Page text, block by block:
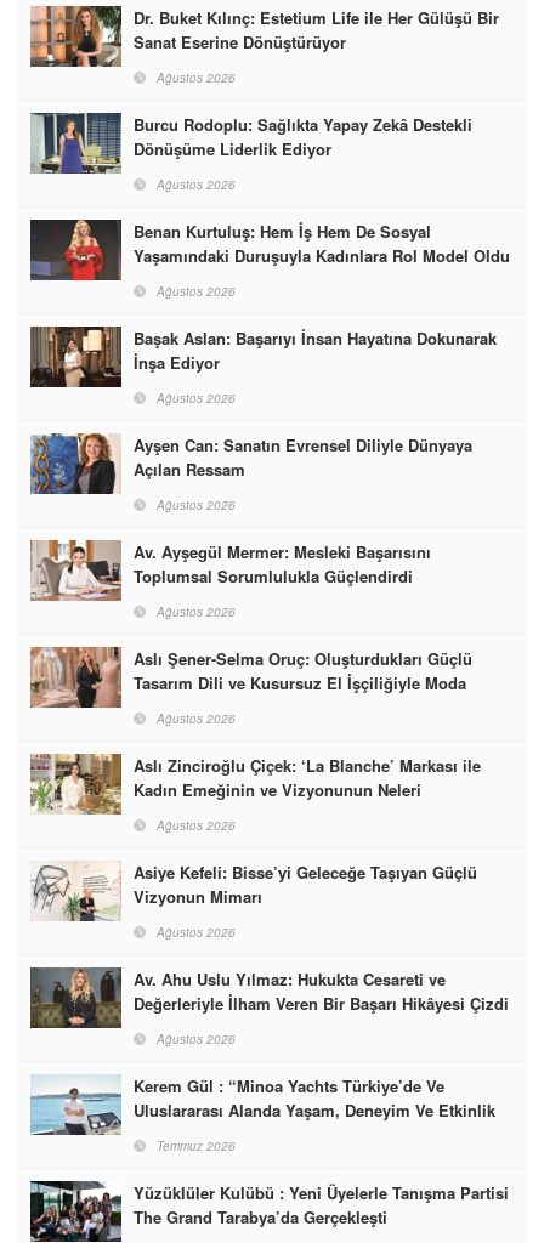
Dr. Buket Kılınç: Estetium Life ile Her Gülüşü Bir
Sanat Eserine Dönüştürüyor
Ağustos 2026
Burcu Rodoplu: Sağlıkta Yapay Zekâ Destekli
Dönüşüme Liderlik Ediyor
Ağustos 2026
Benan Kurtuluş: Hem İş Hem De Sosyal
Yaşamındaki Duruşuyla Kadınlara Rol Model Oldu
Ağustos 2026
Başak Aslan: Başarıyı İnsan Hayatına Dokunarak
İnşa Ediyor
Ağustos 2026
Ayşen Can: Sanatın Evrensel Diliyle Dünyaya
Açılan Ressam
Ağustos 2026
Av. Ayşegül Mermer: Mesleki Başarısını
Toplumsal Sorumlulukla Güçlendirdi
Ağustos 2026
Aslı Şener-Selma Oruç: Oluşturdukları Güçlü
Tasarım Dili ve Kusursuz El İşçiliğiyle Moda
Dünyasına İmzalarını Attılar
Ağustos 2026
Aslı Zinciroğlu Çiçek: ‘La Blanche’ Markası ile
Kadın Emeğinin ve Vizyonunun Neleri
Başarabileceğinin En Güzel Örneğini Sunuyor
Ağustos 2026
Asiye Kefeli: Bisse’yi Geleceğe Taşıyan Güçlü
Vizyonun Mimarı
Ağustos 2026
Av. Ahu Uslu Yılmaz: Hukukta Cesareti ve
Değerleriyle İlham Veren Bir Başarı Hikâyesi Çizdi
Ağustos 2026
Kerem Gül : “Minoa Yachts Türkiye’de Ve
Uluslararası Alanda Yaşam, Deneyim Ve Etkinlik
Markası Olacak”
Temmuz 2026
Yüzüklüler Kulübü : Yeni Üyelerle Tanışma Partisi
The Grand Tarabya’da Gerçekleşti